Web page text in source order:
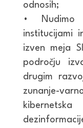
odnosih;
• Nudimo
institucijami
izven meja
področju
drugim
zunanje-